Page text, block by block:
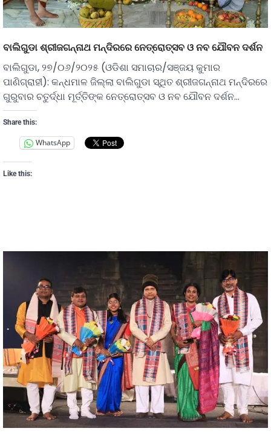
ବାଲିଗୁଡା ଶ୍ରୀଜଗନ୍ନାଥ ମନ୍ଦିରରେ ନେତ୍ରୋତ୍ସବ ଓ ନବ ଯୌବନ ଦର୍ଶନ
ବାଲିଗୁଡା, ୨୭/୦୬/୨୦୨୫ (ଓଡିଶା ସମାଚାର/ସଞ୍ଜୟ କୁମାର
ପାଣିଗ୍ରାହୀ): କନ୍ଧମାଳ ଜିଲ୍ଲା ବାଲିଗୁଡା ସ୍ଥିତ ଶ୍ରୀଜଗନ୍ନାଥ ମନ୍ଦିରରେ
ଗୁରୁବାର ଚତୁର୍ଦ୍ଧା ମୂର୍ତ୍ତିଙ୍କ ନେତ୍ରୋତ୍ସବ ଓ ନବ ଯୌବନ ଦର୍ଶନ…
Share this:
WhatsApp
Like this: